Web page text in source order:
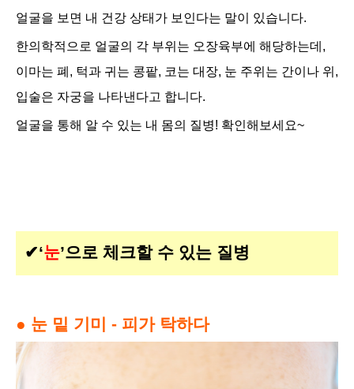
얼굴을 보면 내 건강 상태가 보인다는 말이 있습니다.
한의학적으로 얼굴의 각 부위는 오장육부에 해당하는데,
이마는 폐, 턱과 귀는 콩팥, 코는 대장, 눈 주위는 간이나 위,
입술은 자궁을 나타낸다고 합니다.
얼굴을 통해 알 수 있는 내 몸의 질병! 확인해보세요~
✔‘눈’으로 체크할 수 있는 질병
● 눈 밑 기미 - 피가 탁하다